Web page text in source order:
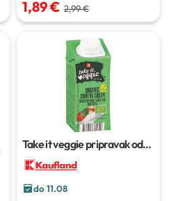
1,89 € 2,99 €
Take it veggie pripravak od
do 11.08